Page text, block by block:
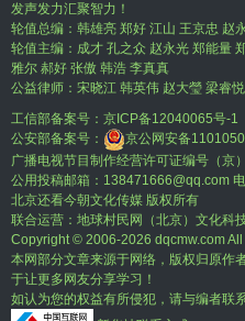
发声发力汇聚智力！
轮值总编：韩雄亮 郑好 江山 王京忠 赵
轮值主编：成才 孔之众 赵永光 郑能量
雅尔 郝好 张傲 韩浩 李真真
公益律师：宋晓江 韩英伟 赵大瑩 梁睿
工信部备案号： 京ICP备12040065号-1
公安部备案号：
京公网安备
广播电视节目制作经营许可证编号（京
公用投稿邮箱：138471666@qq.com
北京还看今朝文化传媒 版权所有
联合运营：地球村民网（北京）文化科
Copyright © 2006-2026 dqcmw.com
本网部分文章来源于网络，版权归原作
于让更多网友分享学习！
如认为您的权益有所侵犯，请与编者联